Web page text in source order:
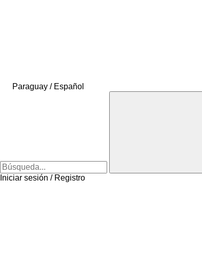
Paraguay / Español
Iniciar sesión / Registro